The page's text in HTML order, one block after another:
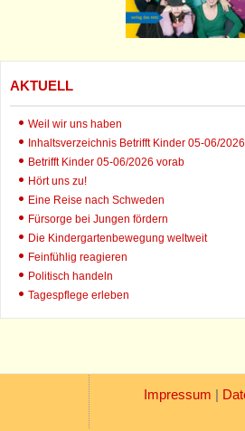
AKTUELL
Weil wir uns haben
Inhaltsverzeichnis Betrifft Kinder 05-06/2026
Betrifft Kinder 05-06/2026 vorab
Hört uns zu!
Eine Reise nach Schweden
Fürsorge bei Jungen fördern
Die Kindergartenbewegung weltweit
Feinfühlig reagieren
Politisch handeln
Tagespflege erleben
Impressum |